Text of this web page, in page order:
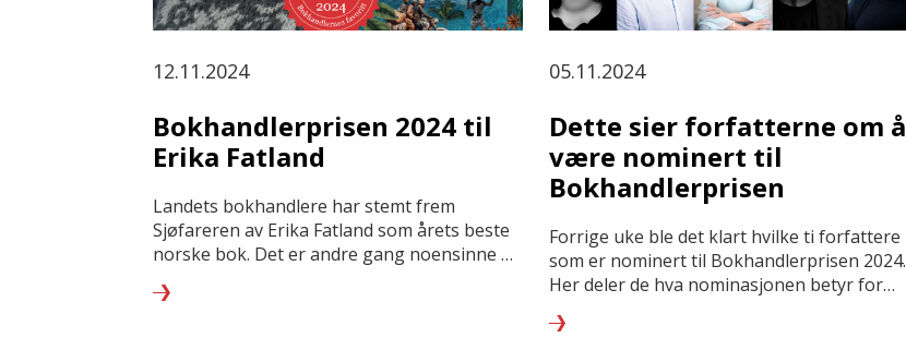
12.11.2024
Bokhandlerprisen 2024 til
Erika Fatland
Landets bokhandlere har stemt frem
Sjøfareren av Erika Fatland som årets beste
norske bok. Det er andre gang noensinne at
05.11.2024
Dette sier forfatterne om å
være nominert til
Bokhandlerprisen
Forrige uke ble det klart hvilke ti forfattere
som er nominert til Bokhandlerprisen 2024.
Her deler de hva nominasjonen betyr for
forfatterne.